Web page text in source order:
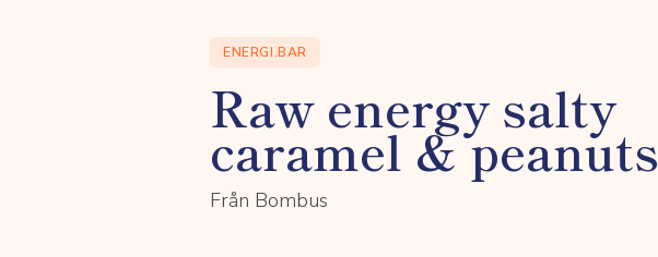
ENERGI.BAR
Raw energy salty
caramel & peanuts
Från Bombus